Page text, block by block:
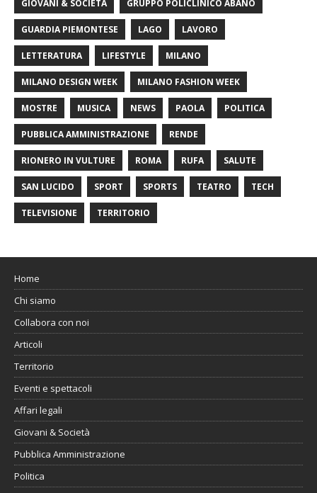
GIOVANI & SOCIETÀ GRUPPO POLICLINICO ABANO
GUARDIA PIEMONTESE LAGO LAVORO
LETTERATURA LIFESTYLE MILANO
MILANO DESIGN WEEK MILANO FASHION WEEK
MOSTRE MUSICA NEWS PAOLA POLITICA
PUBBLICA AMMINISTRAZIONE RENDE
RIONERO IN VULTURE ROMA RUFA SALUTE
SAN LUCIDO SPORT SPORTS TEATRO TECH
TELEVISIONE TERRITORIO
Home
Chi siamo
Collabora con noi
Articoli
Territorio
Eventi e spettacoli
Affari legali
Giovani & Società
Pubblica Amministrazione
Politica